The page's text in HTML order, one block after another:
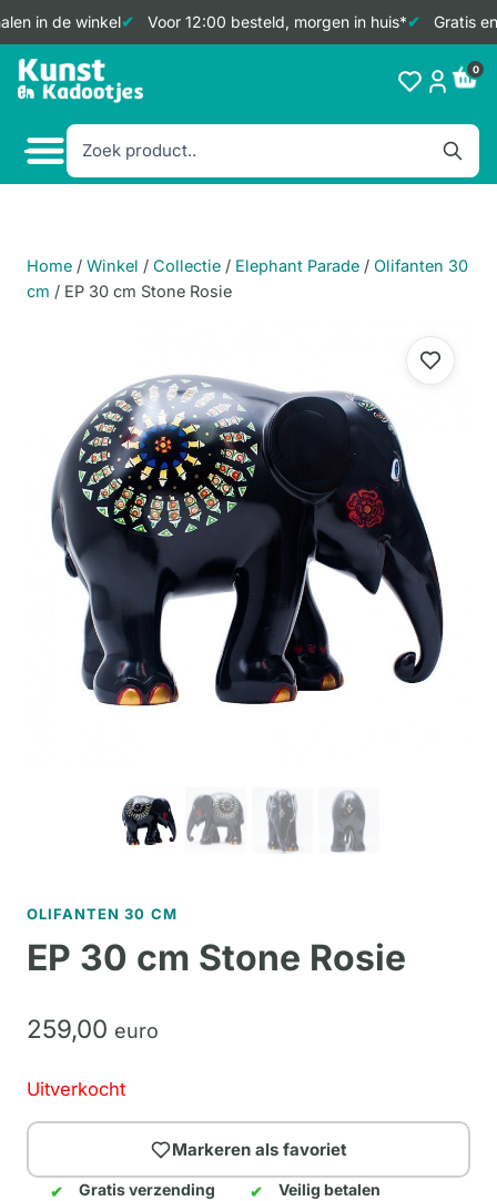
in de winkel Voor 12:00 besteld, morgen in huis* Gratis
Doorgaan
naar
0
Home / Winkel / Collectie / Elephant Parade / Olifanten 30
cm / EP 30 cm Stone Rosie
OLIFANTEN 30 CM
EP 30 cm Stone Rosie
259,00 euro
Uitverkocht
Markeren als favoriet
Gratis verzending
Veilig betalen